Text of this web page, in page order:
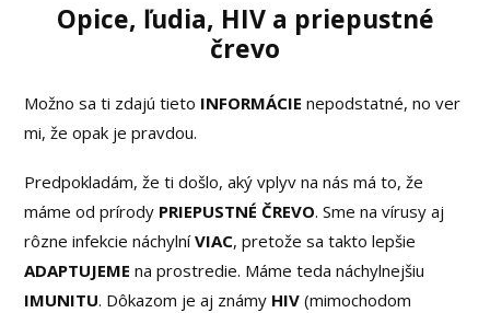
Opice, ľudia, HIV a priepustné
črevo
Možno sa ti zdajú tieto INFORMÁCIE nepodstatné, no ver
mi, že opak je pravdou.
Predpokladám, že ti došlo, aký vplyv na nás má to, že
máme od prírody PRIEPUSTNÉ ČREVO. Sme na vírusy aj
rôzne infekcie náchylníVIAC, pretože sa takto lepšie
ADAPTUJEME na prostredie. Máme teda náchylnejšiu
IMUNITU. Dôkazom je aj známy HIV (mimochodom